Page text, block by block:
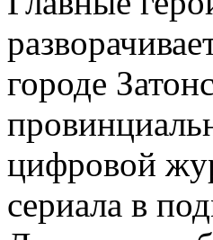
городе
цифровой
сериала в